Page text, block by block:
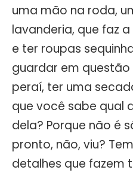
uma mão na roda,
lavanderia, que faz
e ter roupas
guardar em questão
peraí, ter uma
que você sabe qual
dela? Porque não é
pronto, não, viu?
detalhes que fazem